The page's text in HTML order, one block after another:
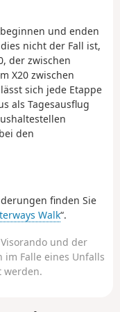
Oxford-Colleges
Stadt zeugen.
und enden
nicht der Fall ist,
der zwischen
X20 zwischen
sich jede Etappe
als Tagesausflug
den
finden Sie
Walk“.
und der
Falle eines Unfalls
werden.